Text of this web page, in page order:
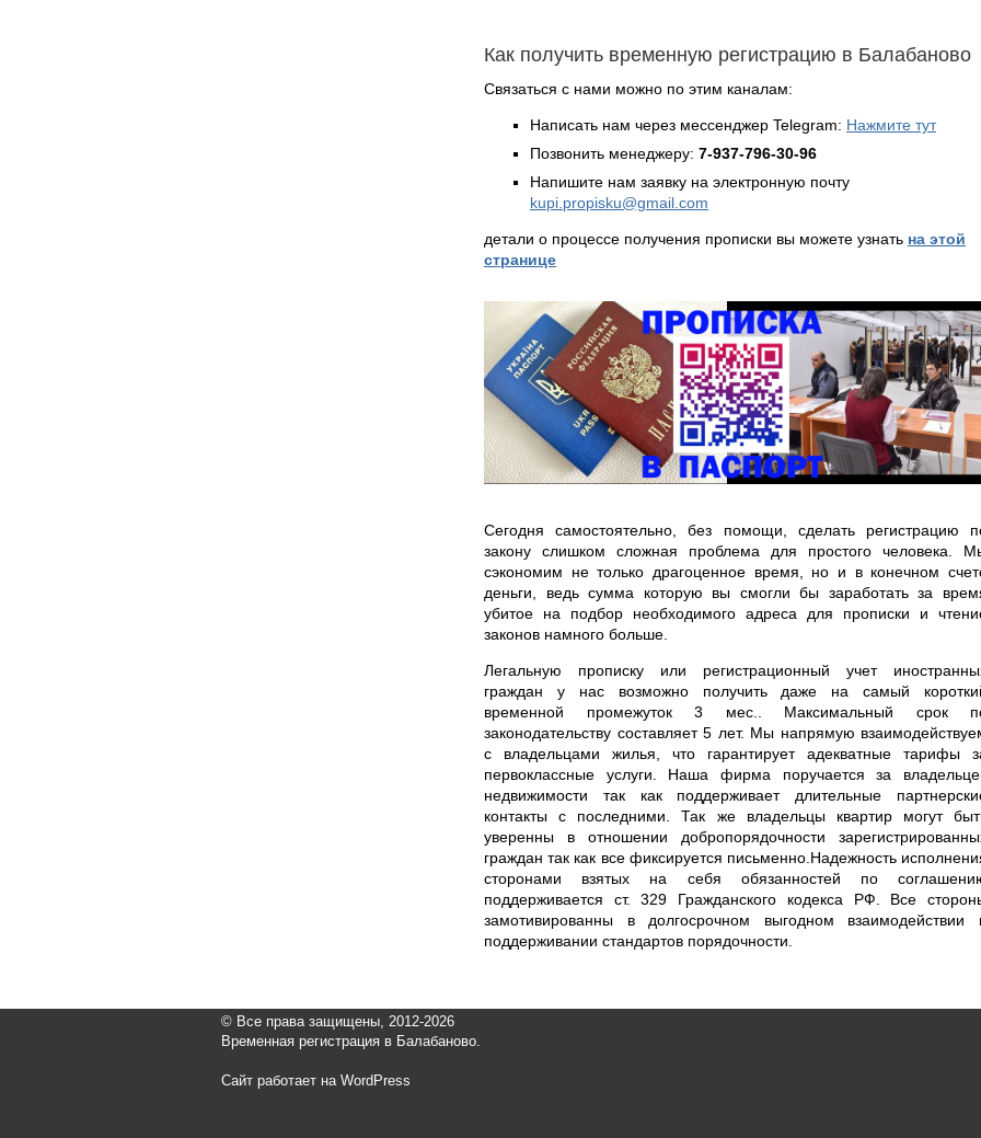
Как получить временную регистрацию в Балабаново
Связаться с нами можно по этим каналам:
Написать нам через мессенджер Telegram: Нажмите тут
Позвонить менеджеру: 7-937-796-30-96
Напишите нам заявку на электронную почту
kupi.propisku@gmail.com
детали о процессе получения прописки вы можете узнать на этой
странице
Сегодня самостоятельно, без помощи, сделать регистрацию
закону слишком сложная проблема для простого человека.
сэкономим не только драгоценное время, но и в конечном
деньги, ведь сумма которую вы смогли бы заработать за
убитое на подбор необходимого адреса для прописки и
законов намного больше.
Легальную прописку или регистрационный учет
граждан у нас возможно получить даже на самый
временной промежуток 3 мес.. Максимальный срок
законодательству составляет 5 лет. Мы напрямую
с владельцами жилья, что гарантирует адекватные тарифы
первоклассные услуги. Наша фирма поручается за
недвижимости так как поддерживает длительные
контакты с последними. Так же владельцы квартир могут
уверенны в отношении добропорядочности
граждан так как все фиксируется письменно.Надежность
сторонами взятых на себя обязанностей по
поддерживается ст. 329 Гражданского кодекса РФ. Все
замотивированны в долгосрочном выгодном взаимодействии
поддерживании стандартов порядочности.
© Все права защищены, 2012-2026
Временная регистрация в Балабаново.
Сайт работает на WordPress